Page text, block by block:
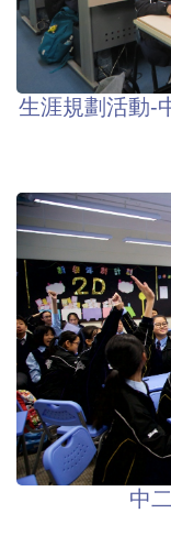
生涯規劃活動-
中